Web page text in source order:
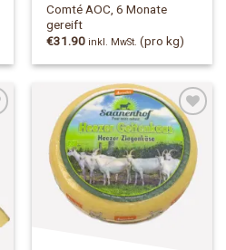
Comté AOC, 6 Monate
gereift
€31.90 inkl. MwSt. (pro kg)
Add to
Wishlist